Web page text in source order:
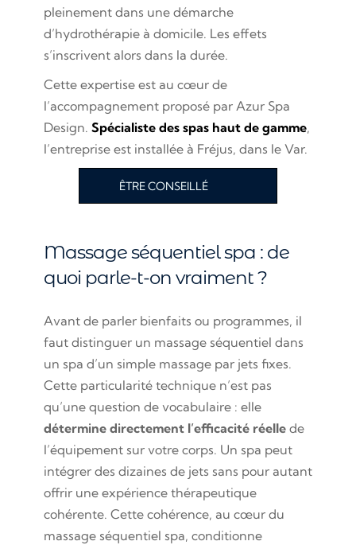
pleinement dans une démarche
d’hydrothérapie à domicile. Les effets
s’inscrivent alors dans la durée.
Cette expertise est au cœur de
l’accompagnement proposé par Azur Spa
Design. Spécialiste des spas haut de gamme,
l’entreprise est installée à Fréjus, dans le Var.
ÊTRE CONSEILLÉ
Massage séquentiel spa : de
quoi parle-t-on vraiment ?
Avant de parler bienfaits ou programmes, il
faut distinguer un massage séquentiel dans
un spa d’un simple massage par jets fixes.
Cette particularité technique n’est pas
qu’une question de vocabulaire : elle
détermine directement l’efficacité réellede
l’équipement sur votre corps. Un spa peut
intégrer des dizaines de jets sans pour autant
offrir une expérience thérapeutique
cohérente. Cette cohérence, au cœur du
massage séquentiel spa, conditionne